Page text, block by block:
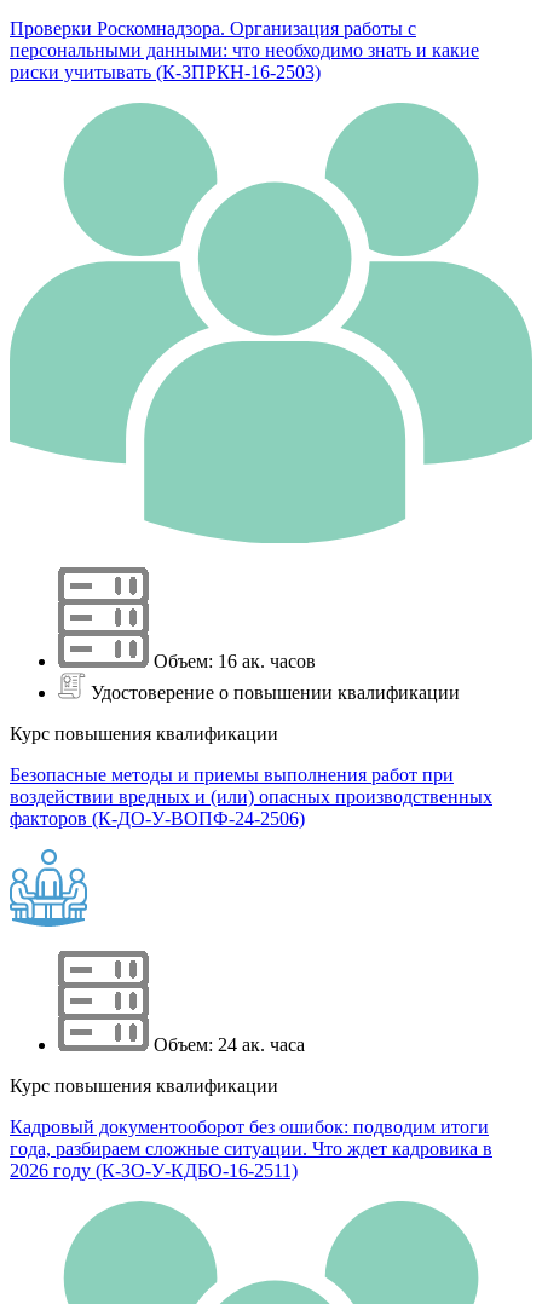
Проверки Роскомнадзора. Организация работы с
персональными данными: что необходимо знать и какие
риски учитывать (К-ЗПРКН-16-2503)
Объем: 16 ак. часов
Удостоверение о повышении квалификации
Курс повышения квалификации
Безопасные методы и приемы выполнения работ при
воздействии вредных и (или) опасных производственных
факторов (К-ДО-У-ВОПФ-24-2506)
Объем: 24 ак. часа
Курс повышения квалификации
Кадровый документооборот без ошибок: подводим итоги
года, разбираем сложные ситуации. Что ждет кадровика в
2026 году (К-ЗО-У-КДБО-16-2511)